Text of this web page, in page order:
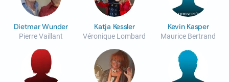
Dietmar Wunder
Pierre Vaillant
Katja Kessler
Véronique Lombard
Kevin Kasper
Maurice Bertrand